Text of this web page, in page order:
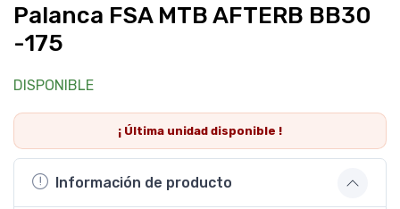
Palanca FSA MTB AFTERB BB30
-175
DISPONIBLE
¡ Última unidad disponible !
Información de producto